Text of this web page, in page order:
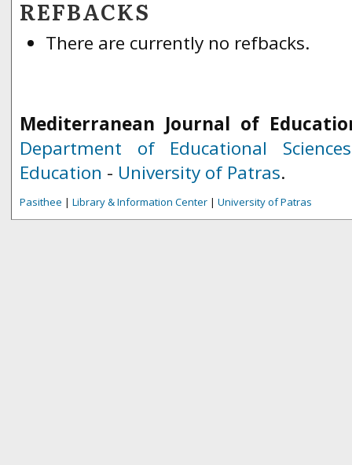
REFBACKS
There are currently no refbacks.
Mediterranean Journal of
Department of Educational
Education - University of Patras.
Pasithee | Library & Information Center | University of Patras